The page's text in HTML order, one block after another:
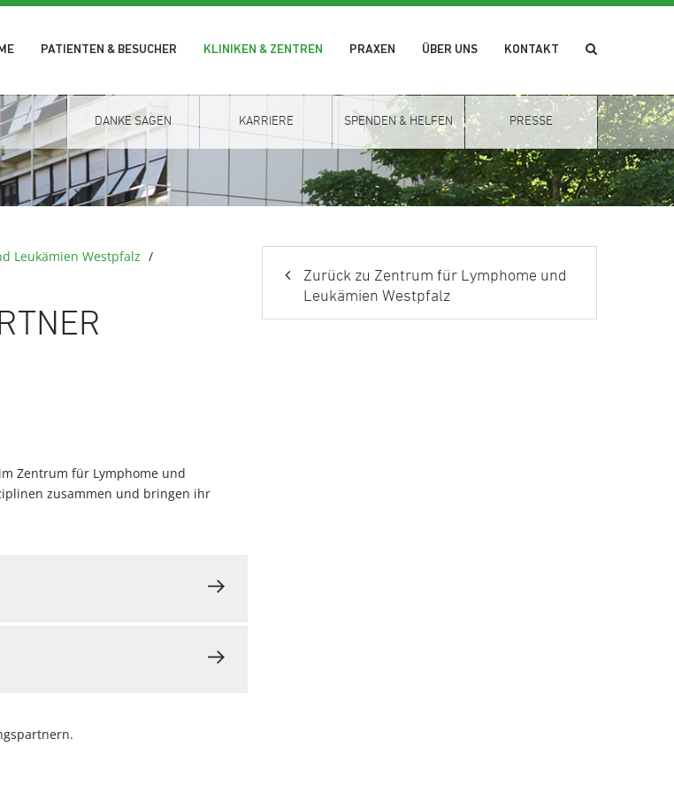
PATIENTEN & BESUCHER KLINIKEN & ZENTREN PRAXEN ÜBER UNS KONTAKT
DANKE SAGEN KARRIERE SPENDEN & HELFEN PRESSE
Leukämien Westpfalz /
Zentrum für Lymphome und
zusammen und bringen ihr
Zurück zu Zentrum für Lymphome und
Leukämien Westpfalz